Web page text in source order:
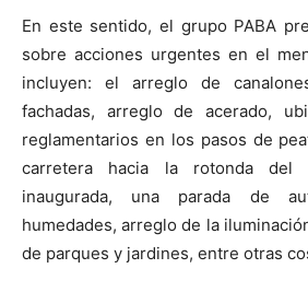
En este sentido, el grupo PABA
sobre acciones urgentes en el
incluyen: el arreglo de
fachadas, arreglo de acerado,
reglamentarios en los pasos de
carretera hacia la rotonda del
inaugurada, una parada de
humedades, arreglo de la
de parques y jardines, entre otras